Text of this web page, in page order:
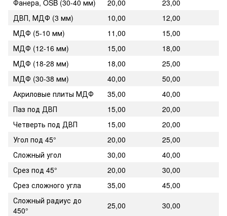
Фанера, OSB (30-40 мм)
20,00
23,00
ДВП, МДФ (3 мм)
10,00
12,00
МДФ (5-10 мм)
11,00
15,00
МДФ (12-16 мм)
15,00
18,00
МДФ (18-28 мм)
18,00
25,00
МДФ (30-38 мм)
40,00
50,00
Акриловые плиты МДФ
35,00
40,00
Паз под ДВП
15,00
20,00
Четверть под ДВП
15,00
20,00
Угол под 45°
20,00
25,00
Сложный угол
30,00
40,00
Срез под 45°
20,00
30,00
Срез сложного угла
35,00
45,00
Сложный радиус до
450°
25,00
30,00